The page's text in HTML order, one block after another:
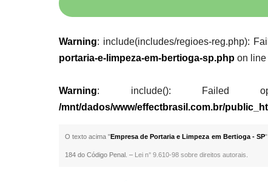
Warning: include(includes/regioes-reg.php):
portaria-e-limpeza-em-bertioga-sp.php on
Warning: include(): Failed
/mnt/dados/www/effectbrasil.com.br/
O texto acima "Empresa de Portaria e Limpeza em Bertioga - SP
184 do Código Penal. – Lei n° 9.610-98 sobre direitos autorais